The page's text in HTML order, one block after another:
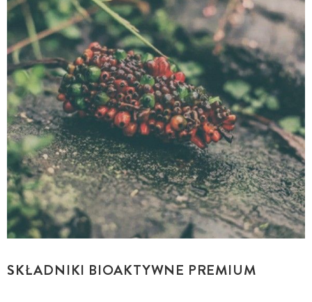
SKŁADNIKI BIOAKTYWNE PREMIUM